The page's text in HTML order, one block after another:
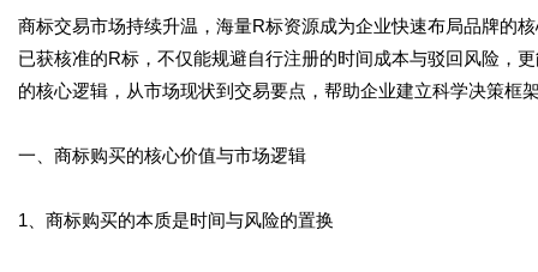
商标交易市场持续升温，海量R标资源成为企业快速布局品牌的
已获核准的R标，不仅能规避自行注册的时间成本与驳回风险，
的核心逻辑，从市场现状到交易要点，帮助企业建立科学决策框
一、商标购买的核心价值与市场逻辑
1、商标购买的本质是时间与风险的置换